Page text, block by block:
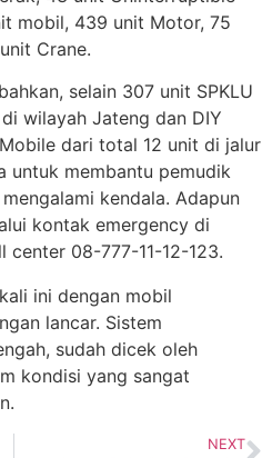
mobil, 439 unit Motor, 75
Crane.
selain 307 unit SPKLU
wilayah Jateng dan DIY
dari total 12 unit di jalur
untuk membantu pemudik
kendala. Adapun
kontak emergency di
center 08-777-11-12-123.
ini dengan mobil
lancar. Sistem
sudah dicek oleh
kondisi yang sangat
NEXT